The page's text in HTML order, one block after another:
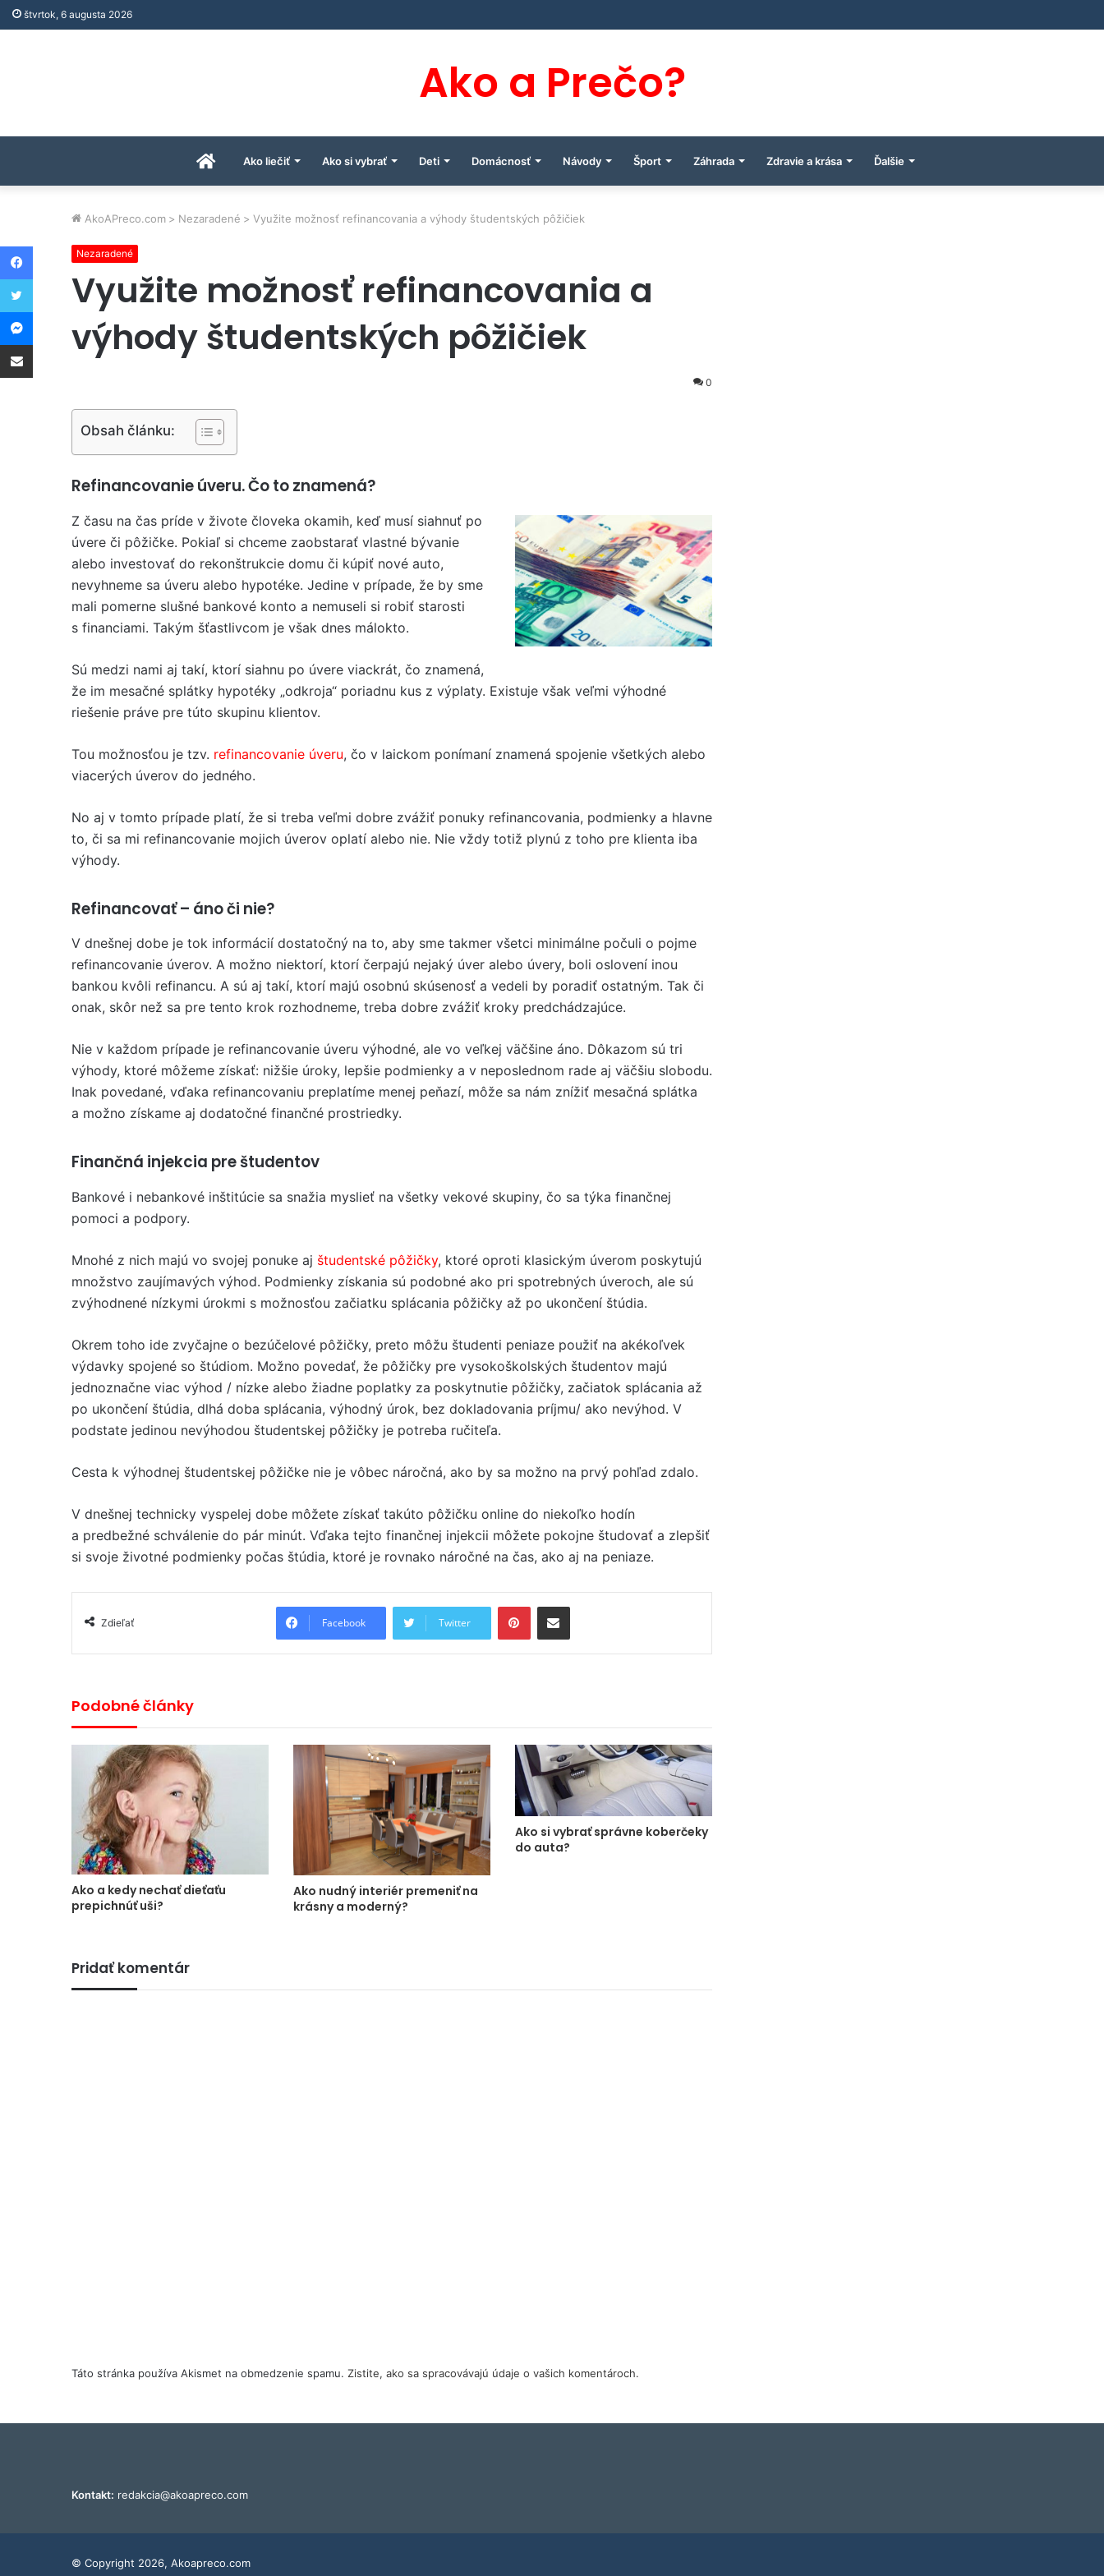
štvrtok, 6 augusta 2026
Ako a Prečo?
ÚvodnáAko liečiť Ako si vybrať Deti Domácnosť Návody Šport Záhrada Zdravie a krása Ďalšie
AkoAPreco.com > Nezaradené > Využite možnosť refinancovania a výhody študentských pôžičiek
Nezaradené
Využite možnosť refinancovania a
výhody študentských pôžičiek
0
Obsah článku:
Refinancovanie úveru. Čo to znamená?
Z času na čas príde v živote človeka okamih, keď musí siahnuť po
úvere či pôžičke. Pokiaľ si chceme zaobstarať vlastné bývanie
alebo investovať do rekonštrukcie domu či kúpiť nové auto,
nevyhneme sa úveru alebo hypotéke. Jedine v prípade, že by sme
mali pomerne slušné bankové konto a nemuseli si robiť starosti
s financiami. Takým šťastlivcom je však dnes málokto.
Sú medzi nami aj takí, ktorí siahnu po úvere viackrát, čo znamená,
že im mesačné splátky hypotéky „odkroja“ poriadnu kus z výplaty. Existuje však veľmi výhodné
riešenie práve pre túto skupinu klientov.
Tou možnosťou je tzv. refinancovanie úveru, čo v laickom ponímaní znamená spojenie všetkých alebo
viacerých úverov do jedného.
No aj v tomto prípade platí, že si treba veľmi dobre zvážiť ponuky refinancovania, podmienky a hlavne
to, či sa mi refinancovanie mojich úverov oplatí alebo nie. Nie vždy totiž plynú z toho pre klienta iba
výhody.
Refinancovať – áno či nie?
V dnešnej dobe je tok informácií dostatočný na to, aby sme takmer všetci minimálne počuli o pojme
refinancovanie úverov. A možno niektorí, ktorí čerpajú nejaký úver alebo úvery, boli oslovení inou
bankou kvôli refinancu. A sú aj takí, ktorí majú osobnú skúsenosť a vedeli by poradiť ostatným. Tak či
onak, skôr než sa pre tento krok rozhodneme, treba dobre zvážiť kroky predchádzajúce.
Nie v každom prípade je refinancovanie úveru výhodné, ale vo veľkej väčšine áno. Dôkazom sú tri
výhody, ktoré môžeme získať: nižšie úroky, lepšie podmienky a v neposlednom rade aj väčšiu slobodu.
Inak povedané, vďaka refinancovaniu preplatíme menej peňazí, môže sa nám znížiť mesačná splátka
a možno získame aj dodatočné finančné prostriedky.
Finančná injekcia pre študentov
Bankové i nebankové inštitúcie sa snažia myslieť na všetky vekové skupiny, čo sa týka finančnej
pomoci a podpory.
Mnohé z nich majú vo svojej ponuke aj študentské pôžičky, ktoré oproti klasickým úverom poskytujú
množstvo zaujímavých výhod. Podmienky získania sú podobné ako pri spotrebných úveroch, ale sú
zvýhodnené nízkymi úrokmi s možnosťou začiatku splácania pôžičky až po ukončení štúdia.
Okrem toho ide zvyčajne o bezúčelové pôžičky, preto môžu študenti peniaze použiť na akékoľvek
výdavky spojené so štúdiom. Možno povedať, že pôžičky pre vysokoškolských študentov majú
jednoznačne viac výhod / nízke alebo žiadne poplatky za poskytnutie pôžičky, začiatok splácania až
po ukončení štúdia, dlhá doba splácania, výhodný úrok, bez dokladovania príjmu/ ako nevýhod. V
podstate jedinou nevýhodou študentskej pôžičky je potreba ručiteľa.
Cesta k výhodnej študentskej pôžičke nie je vôbec náročná, ako by sa možno na prvý pohľad zdalo.
V dnešnej technicky vyspelej dobe môžete získať takúto pôžičku online do niekoľko hodín
a predbežné schválenie do pár minút. Vďaka tejto finančnej injekcii môžete pokojne študovať a zlepšiť
si svoje životné podmienky počas štúdia, ktoré je rovnako náročné na čas, ako aj na peniaze.
Zdieľať Facebook Twitter
PinterestShare via Email
Podobné články
Ako a kedy nechať dieťaťu
prepichnúť uši?
Ako nudný interiér premeniť na
krásny a moderný?
Ako si vybrať správne koberčeky
do auta?
Pridať komentár
Táto stránka používa Akismet na obmedzenie spamu. Zistite, ako sa spracovávajú údaje o vašich komentároch.
Kontakt: redakcia@akoapreco.com
© Copyright 2026, Akoapreco.com
Facebook
Twitter
Messenger
Share via Email